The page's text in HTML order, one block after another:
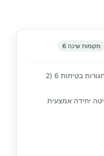
מקומות שינה 6
מקומות שינה 6 · מושבים עם חגורות בטיחות 6 (2
יחידה אמצעית